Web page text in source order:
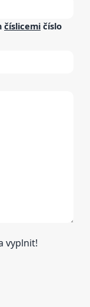
číslicemi číslo
vyplnit!